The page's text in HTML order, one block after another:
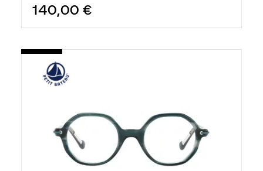
140,00 €